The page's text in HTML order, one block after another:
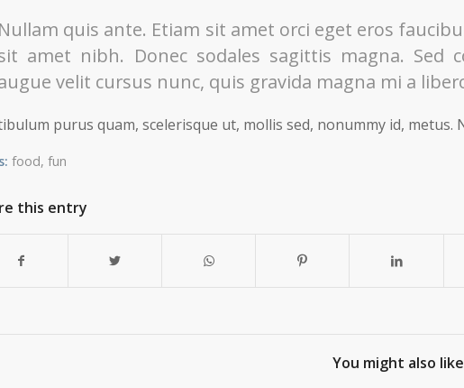
Nullam quis ante. Etiam sit amet orci eget eros
amet nibh. Donec sodales sagittis magna. Sed
velit cursus nunc, quis gravida magna mi a
purus quam, scelerisque ut, mollis sed, nonummy id, metus.
food, fun
this entry
You might also like